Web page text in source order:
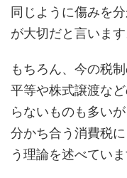
同じように傷みを
が大切だと言います
もちろん、今の税
平等や株式譲渡な
らないものも多い
分かち合う消費税
う理論を述べていま